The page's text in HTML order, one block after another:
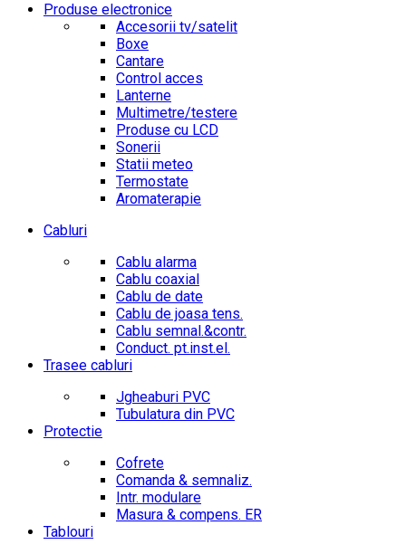
Produse electronice
Accesorii tv/satelit
Boxe
Cantare
Control acces
Lanterne
Multimetre/testere
Produse cu LCD
Sonerii
Statii meteo
Termostate
Aromaterapie
Cabluri
Cablu alarma
Cablu coaxial
Cablu de date
Cablu de joasa tens.
Cablu semnal.&contr.
Conduct. pt.inst.el.
Trasee cabluri
Jgheaburi PVC
Tubulatura din PVC
Protectie
Cofrete
Comanda & semnaliz.
Intr. modulare
Masura & compens. ER
Tablouri